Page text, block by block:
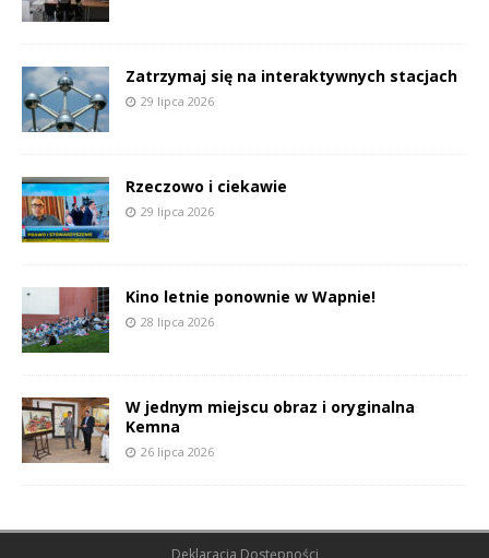
Zatrzymaj się na interaktywnych stacjach
29 lipca 2026
Rzeczowo i ciekawie
29 lipca 2026
Kino letnie ponownie w Wapnie!
28 lipca 2026
W jednym miejscu obraz i oryginalna
Kemna
26 lipca 2026
Deklaracja Dostępności